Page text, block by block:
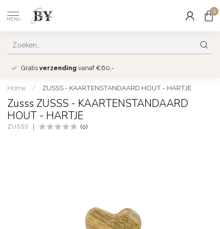
MENU
0
Gratis verzending vanaf €60,-
Home / ZUSSS - KAARTENSTANDAARD HOUT - HARTJE
Zusss ZUSSS - KAARTENSTANDAARD
HOUT - HARTJE
ZUSSS (0)